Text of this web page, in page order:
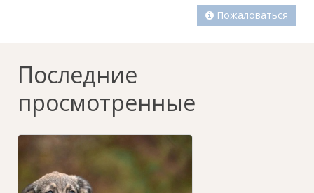
Пожаловаться
Последние
просмотренные